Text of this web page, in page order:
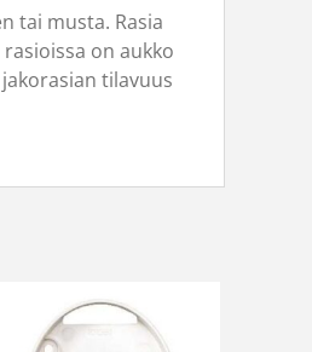
tai musta. Rasia
on aukko
tilavuus